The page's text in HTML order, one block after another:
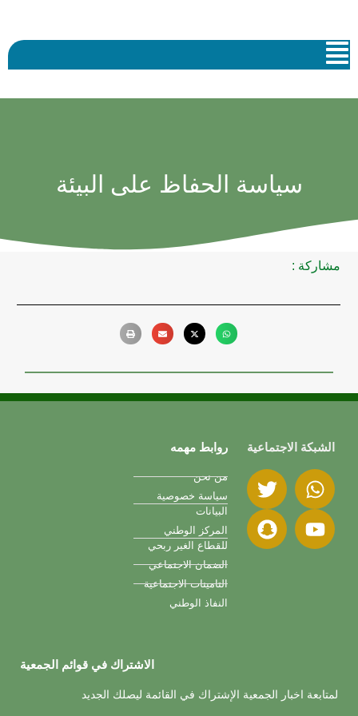
سياسة الحفاظ على البيئة
مشاركة :
الشبكة الاجتماعية روابط مهمه
من نحن
سياسة خصوصية
البيانات
المركز الوطني
للقطاع الغير ربحي
الضمان الاجتماعي
التامينات الاجتماعية
النفاذ الوطني
الاشتراك في قوائم الجمعية
لمتابعة اخبار الجمعية الإشتراك في القائمة ليصلك الجديد